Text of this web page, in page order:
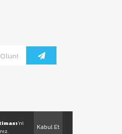
Kabul Et
'ni